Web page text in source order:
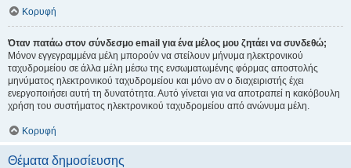
Κορυφή
Όταν πατάω στον σύνδεσμο email για ένα μέλος μου ζητάει να συνδεθώ;
Μόνον εγγεγραμμένα μέλη μπορούν να στείλουν μήνυμα ηλεκτρονικού
ταχυδρομείου σε άλλα μέλη μέσω της ενσωματωμένης φόρμας αποστολής
μηνύματος ηλεκτρονικού ταχυδρομείου και μόνο αν ο διαχειριστής έχει
ενεργοποιήσει αυτή τη δυνατότητα. Αυτό γίνεται για να αποτραπεί η κακόβουλη
χρήση του συστήματος ηλεκτρονικού ταχυδρομείου από ανώνυμα μέλη.
Κορυφή
Θέματα δημοσίευσης